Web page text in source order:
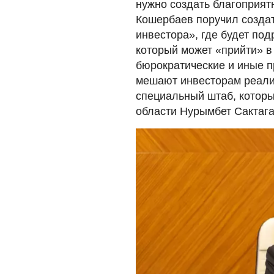
нужно создать
Кошербаев поручил
инвестора», где будет
который может «прийти»
бюрократические и иные
мешают инвесторам
специальный штаб,
области Нурымбет